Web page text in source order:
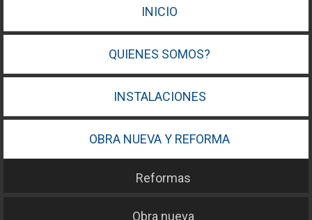
INICIO
QUIENES SOMOS?
INSTALACIONES
OBRA NUEVA Y REFORMA
Reformas
Obra nueva